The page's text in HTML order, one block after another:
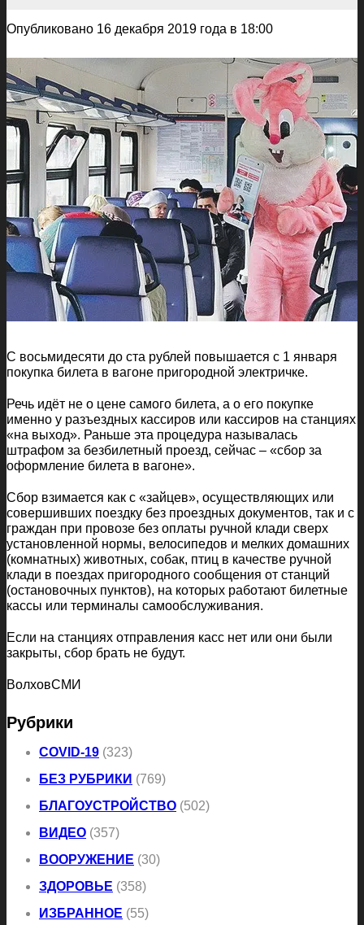
Опубликовано 16 декабря 2019 года в 18:00
С восьмидесяти до ста рублей повышается с 1 января
покупка билета в вагоне пригородной электричке.
Речь идёт не о цене самого билета, а о его покупке
именно у разъездных кассиров или кассиров на станциях
«на выход». Раньше эта процедура называлась
штрафом за безбилетный проезд, сейчас – «сбор за
оформление билета в вагоне».
Сбор взимается как с «зайцев», осуществляющих или
совершивших поездку без проездных документов, так и с
граждан при провозе без оплаты ручной клади сверх
установленной нормы, велосипедов и мелких домашних
(комнатных) животных, собак, птиц в качестве ручной
клади в поездах пригородного сообщения от станций
(остановочных пунктов), на которых работают билетные
кассы или терминалы самообслуживания.
Если на станциях отправления касс нет или они были
закрыты, сбор брать не будут.
ВолховСМИ
Рубрики
COVID-19 (323)
БЕЗ РУБРИКИ (769)
БЛАГОУСТРОЙСТВО (502)
ВИДЕО (357)
ВООРУЖЕНИЕ (30)
ЗДОРОВЬЕ (358)
ИЗБРАННОЕ (55)